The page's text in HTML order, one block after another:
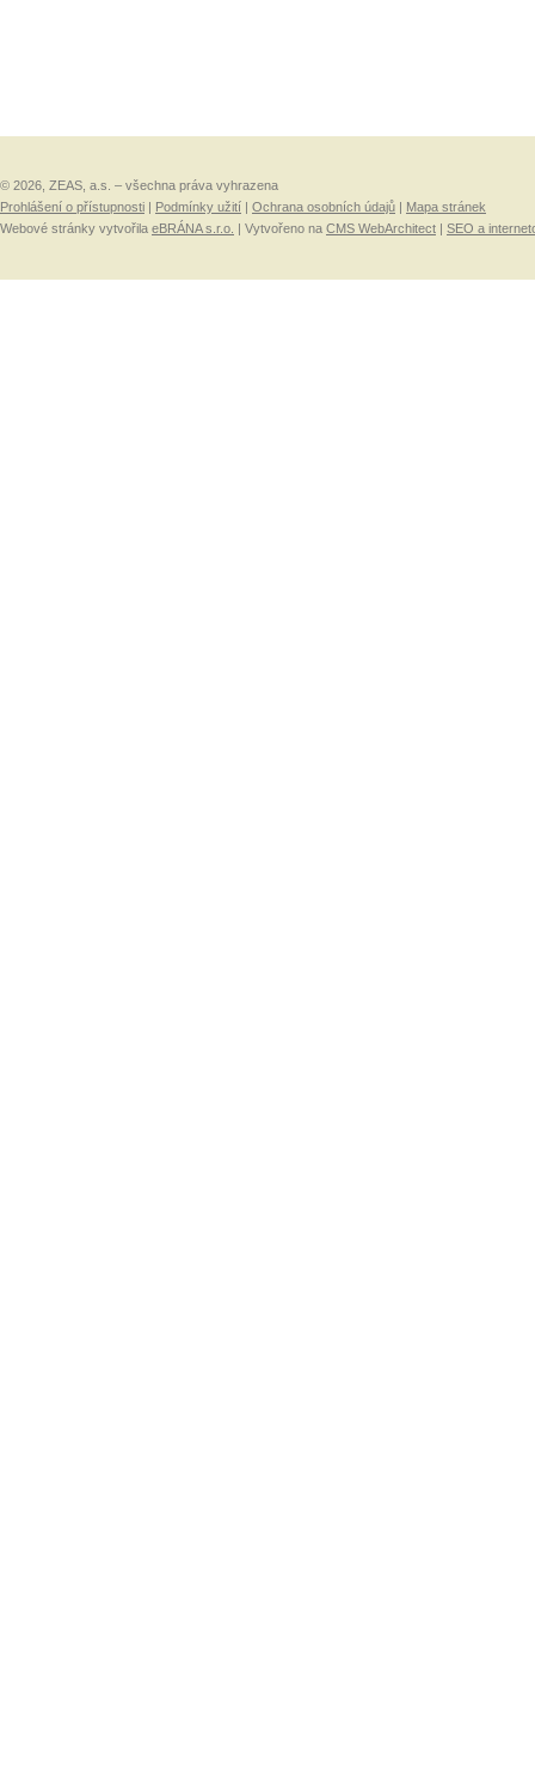
© 2026, ZEAS, a.s. – všechna práva vyhrazena
Prohlášení o přístupnosti
Podmínky užití Ochrana osobních údajů
Mapa stránek
Webové stránky vytvořila eBRÁNA s.r.o. | Vytvořeno na CMS WebArchitect SEO a